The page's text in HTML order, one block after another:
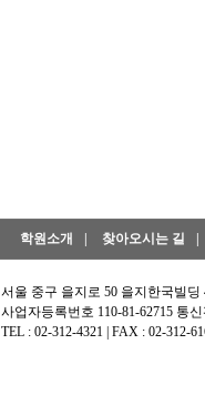
학원소개 찾아오시는 길
서울 중구 을지로 50 을지한국빌
사업자등록번호 110-81-62715 통
TEL : 02-312-4321 | FAX : 02-312-